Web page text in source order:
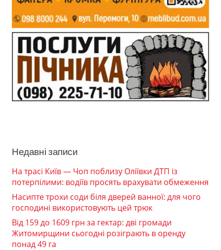
Недавні записи
На трасі Київ — Чоп поблизу Оліївки ДТП із
потерпілими: водіїв просять врахувати обмеження
Насипте трохи соди біля дверей ванної: для чого
господині використовують цей трюк
Від 159 до 1609 грн за гектар: дві громади
Житомирщини сьогодні розіграють в оренду
понад 49 га